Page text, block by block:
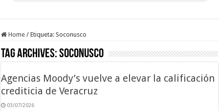
Home / Etiqueta:Soconusco
Tag Archives:Soconusco
Agencias Moody’s vuelve a elevar la calificación
crediticia de Veracruz
03/07/2026